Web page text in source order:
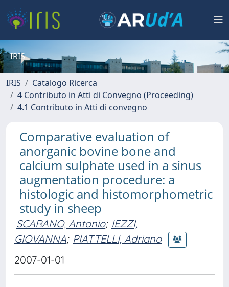
IRIS
IRIS
Catalogo Ricerca
4 Contributo in Atti di Convegno (Proceeding)
4.1 Contributo in Atti di convegno
Comparative evaluation of
anorganic bovine bone and
calcium sulphate used in a sinus
augmentation procedure: a
histologic and histomorphometric
study in sheep
SCARANO, Antonio; IEZZI,
GIOVANNA; PIATTELLI, Adriano
2007-01-01